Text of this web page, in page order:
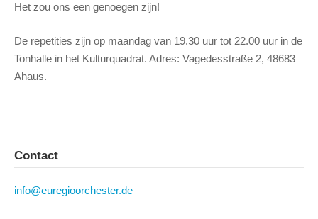
Het zou ons een genoegen zijn!
De repetities zijn op maandag van 19.30 uur tot 22.00 uur in de
Tonhalle in het Kulturquadrat. Adres: Vagedesstraße 2, 48683
Ahaus.
Contact
info@euregioorchester.de